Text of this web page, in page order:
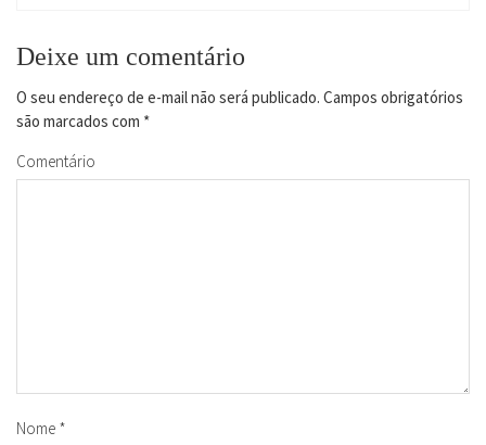
Deixe um comentário
O seu endereço de e-mail não será publicado. Campos obrigatórios
são marcados com *
Comentário
Nome *